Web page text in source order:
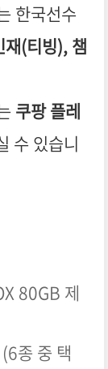
한국선수
(티빙), 챔
쿠팡 플레
수 있습니
80GB 제
종 중 택